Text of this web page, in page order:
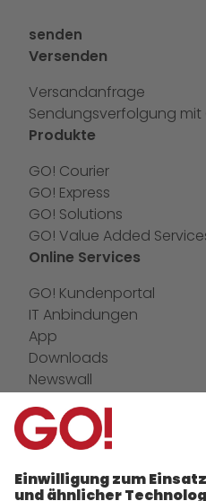
senden
Versenden
Versandanfrage
Sendungsverfolgung mit
Produkte
GO! Courier
GO! Express
GO! Solutions
GO! Value Added
Online Services
GO! Kundenportal
IT Anbindungen
App
Downloads
Newswall
GO! Versandmaterial
Unternehmen
zukunftssichere